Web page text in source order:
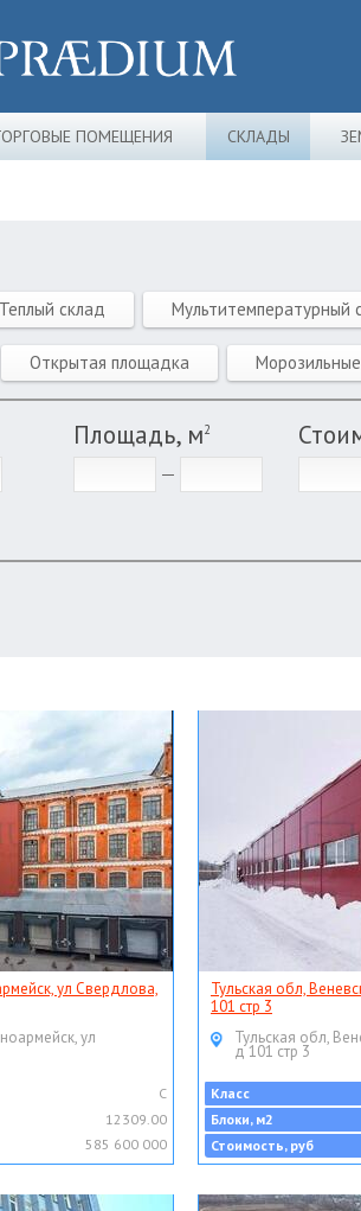
ПОМЕЩЕНИЯ СКЛАДЫ
Теплый склад Мультитемпературный
Открытая площадка
Площадь, м2
ул Свердлова,
ул
C
12309.00
585 600 000
Тульская обл,
101 стр 3
Тульская обл,
д 101 стр 3
Класс
Блоки, м2
Стоимость, руб